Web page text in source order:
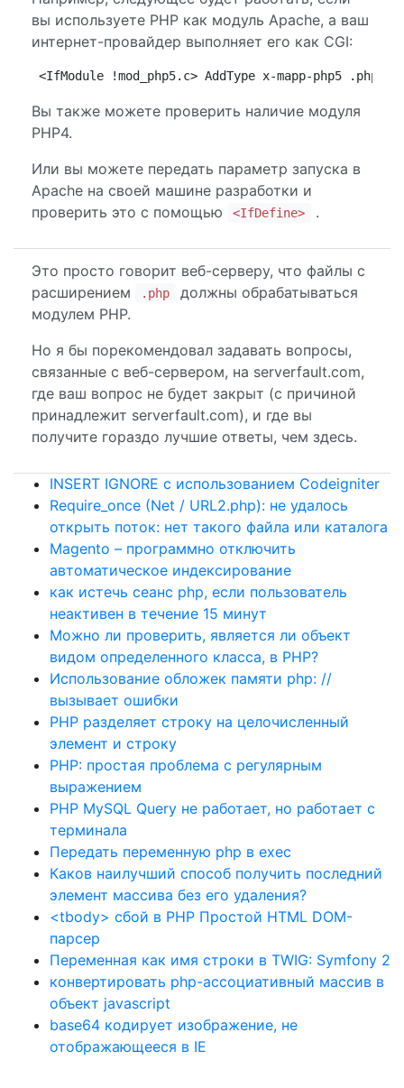
вы используете PHP как модуль Apache, а ваш
интернет-провайдер выполняет его как CGI:
<IfModule !mod_php5.c> AddType x-mapp-php5 .php </
Вы также можете проверить наличие модуля
PHP4.
Или вы можете передать параметр запуска в
Apache на своей машине разработки и
проверить это с помощью
<IfDefine> .
Это просто говорит веб-серверу, что файлы с
расширением
.php
должны обрабатываться
модулем PHP.
Но я бы порекомендовал задавать вопросы,
связанные с веб-сервером, на serverfault.com,
где ваш вопрос не будет закрыт (с причиной
принадлежит serverfault.com), и где вы
получите гораздо лучшие ответы, чем здесь.
INSERT IGNORE с использованием Codeigniter
Require_once (Net / URL2.php): не удалось
открыть поток: нет такого файла или каталога
Magento – программно отключить
автоматическое индексирование
как истечь сеанс php, если пользователь
неактивен в течение 15 минут
Можно ли проверить, является ли объект
видом определенного класса, в PHP?
Использование обложек памяти php: //
вызывает ошибки
PHP разделяет строку на целочисленный
элемент и строку
PHP: простая проблема с регулярным
выражением
PHP MySQL Query не работает, но работает с
терминала
Передать переменную php в exec
Каков наилучший способ получить последний
элемент массива без его удаления?
<tbody> сбой в PHP Простой HTML DOM-
парсер
Переменная как имя строки в TWIG: Symfony 2
конвертировать php-ассоциативный массив в
объект javascript
base64 кодирует изображение, не
отображающееся в IE